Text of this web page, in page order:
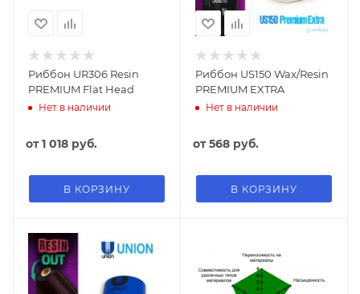
Риббон UR306 Resin
PREMIUM Flat Head
Нет в наличии
от1 018 руб.
В КОРЗИНУ
Риббон US150 Wax/Resin
PREMIUM EXTRA
Нет в наличии
от568 руб.
В КОРЗИНУ